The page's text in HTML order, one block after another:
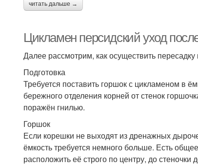
читать дальше →
Цикламен персидский уход
Далее рассмотрим, как осуществить
Подготовка
Требуется поставить горшок с цикламеном в
бережного отделения корней от стенок
поражён гнилью.
Горшок
Если корешки не выходят из дренажных
ёмкость требуется немного больше. Есть
расположить её строго по центру, до стеночки